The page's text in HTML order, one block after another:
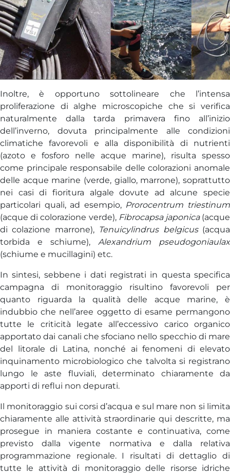
Inoltre, è opportuno sottolineare che l’intensa
proliferazione di alghe microscopiche che si verifica
naturalmente dalla tarda primavera fino all’inizio
dell’inverno, dovuta principalmente alle condizioni
climatiche favorevoli e alla disponibilità di nutrienti
(azoto e fosforo nelle acque marine), risulta spesso
come principale responsabile delle colorazioni anomale
delle acque marine (verde, giallo, marrone), soprattutto
nei casi di fioritura algale dovute ad alcune specie
particolari quali, ad esempio, Prorocentrum triestinum
(acque di colorazione verde), Fibrocapsa japonica(acque
di colazione marrone), Tenuicylindrus belgicus (acqua
torbida e schiume), Alexandrium pseudogoniaulax
(schiume e mucillagini) etc.
In sintesi, sebbene i dati registrati in questa specifica
campagna di monitoraggio risultino favorevoli per
quanto riguarda la qualità delle acque marine, è
indubbio che nell’aree oggetto di esame permangono
tutte le criticità legate all’eccessivo carico organico
apportato dai canali che sfociano nello specchio di mare
del litorale di Latina, nonché ai fenomeni di elevato
inquinamento microbiologico che talvolta si registrano
lungo le aste fluviali, determinato chiaramente da
apporti di reflui non depurati.
Il monitoraggio sui corsi d’acqua e sul mare non si limita
chiaramente alle attività straordinarie qui descritte, ma
prosegue in maniera costante e continuativa, come
previsto dalla vigente normativa e dalla relativa
programmazione regionale. I risultati di dettaglio di
tutte le attività di monitoraggio delle risorse idriche